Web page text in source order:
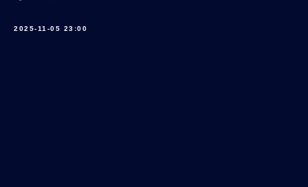
2025-11-05 23:00